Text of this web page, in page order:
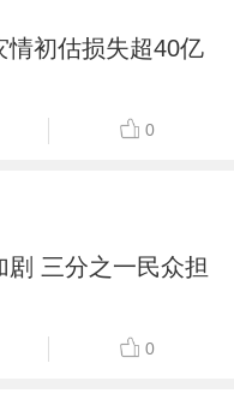
情初估损失超40亿
0
剧 三分之一民众担
0